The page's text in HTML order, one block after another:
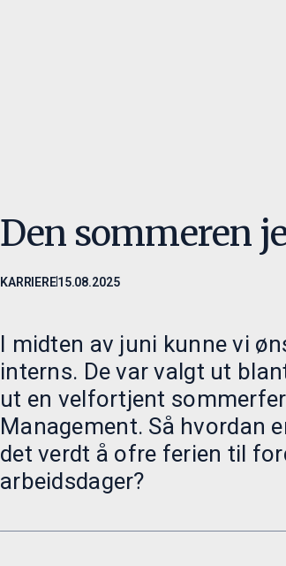
Den sommeren
KARRIERE15.08.2025
I midten av juni kunne vi
interns. De var valgt ut
ut en velfortjent
Management. Så hvordan
det verdt å ofre ferien til
arbeidsdager?